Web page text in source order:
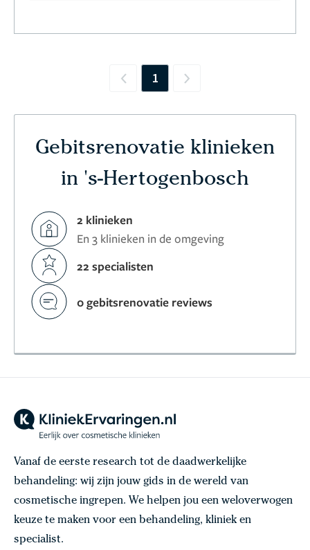
Previous
1 Next
Gebitsrenovatie klinieken
in 's-Hertogenbosch
2 klinieken
En 3 klinieken in de omgeving
22 specialisten
0 gebitsrenovatie reviews
Vanaf de eerste research tot de daadwerkelijke
behandeling: wij zijn jouw gids in de wereld van
cosmetische ingrepen. We helpen jou een weloverwogen
keuze te maken voor een behandeling, kliniek en
specialist.